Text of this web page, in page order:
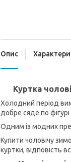
Опис
Куртка
Холодний період
добре сяде по
Одним із модних
Купити чоловічу
куртки, відповість